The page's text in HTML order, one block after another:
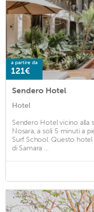
a partire da
121€
Sendero Hotel
Hotel
Sendero Hotel vicino alla
Nosara, a soli 5 minuti a
Surf School. Questo hotel
di Samara ...